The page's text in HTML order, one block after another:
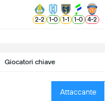
Giocatori chiave
Attaccante
2-2 1-0 1-1 1-0 4-2